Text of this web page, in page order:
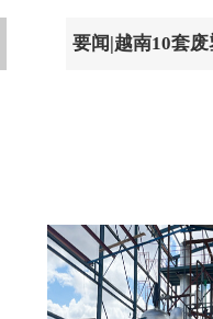
要闻|越南10套